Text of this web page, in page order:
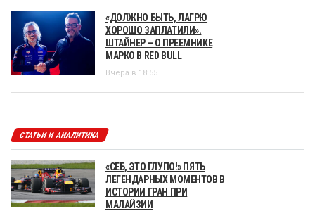
«ДОЛЖНО БЫТЬ, ЛАГРЮ
ХОРОШО ЗАПЛАТИЛИ».
ШТАЙНЕР – О ПРЕЕМНИКЕ
МАРКО В RED BULL
Вчера в 18:55
СТАТЬИ И АНАЛИТИКА
«СЕБ, ЭТО ГЛУПО!» ПЯТЬ
ЛЕГЕНДАРНЫХ МОМЕНТОВ В
ИСТОРИИ ГРАН ПРИ
МАЛАЙЗИИ